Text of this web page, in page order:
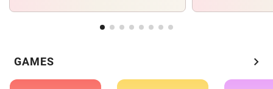
GAMES chevron_right